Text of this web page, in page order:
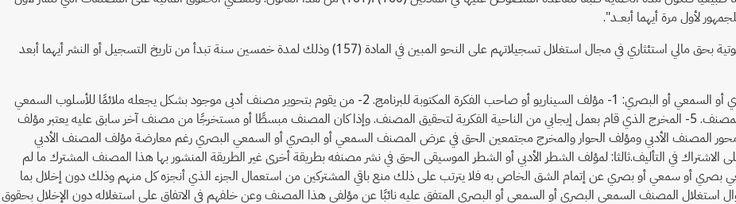
لأول مرة أيهما أبعــد".
كما تنص المادة 167 من ذات القانون على" يتمتع منتجو التسجيلات الصوتية بحق مالي استئثاري في مجال استغلال تسجيلاتهم على النحو المبين في المادة (157) وذلك لمدة خمسين سنة تبدأ من تاريخ التسجيل أو النشر أيهما أبعد
كما تنص المادة 177 " أولا : يعتبر شريكًا في تأليف المصنف السمعي البصري أو السمعي أو البصري: 1- مؤلف السيناريو أو صاحب الفكرة المكتوبة للبرنامج. 2- من يقوم بتحوير مصنف أدبى موجود بشكل يجعله ملائمًا للأسلوب السمعي
البصري. 3- مؤلف الحوار. 4- واضع الموسيقى إذا قام بوضعها خصيصا للمصنف. 5- المخرج الذي قام بعمل إيجابي من الناحية الفكرية لتحقيق المصنف. وإذا كان المصنف مبسطًا أو مستخرجًا من مصنف آخر سابق عليه يعتبر مؤلف
المصنف الأدبي ومؤلف الحوار والمخرج مجتمعين الحق في عرض المصنف السمعي أو البصري أو السمعي البصري رغم معارضة مؤلف المصنف الأدبي
في التأليف.ثالثا: لمؤلف الشطر الأدبي أو الشطر الموسيقى الحق في نشر مصنفه بطريقة أخرى غير الطريقة المنشور بها هذا المصنف المشترك ما لم
بصري أو سمعي أو بصري عن إتمام الشق الخاص به فلا يترتب على ذلك منع باقي المشتركين من استعمال الجزء الذي أنجزه كل منهم وذلك دون إخلال بما
استغلال المصنف السمعي البصري أو السمعي أو البصري المتفق عليه نائبًا عن مؤلفي هذا المصنف وعن خلفهم في الاتفاق على استغلاله دون الإخلال بحقوق